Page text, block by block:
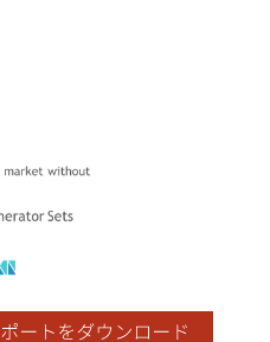
表示が必要です。